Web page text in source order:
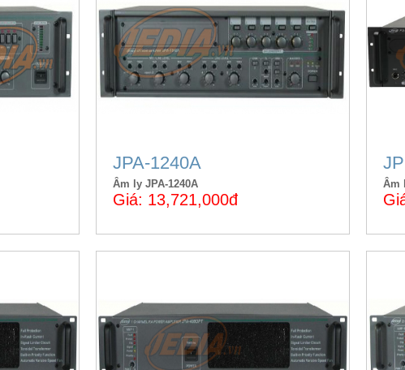
JPA-1240A
Âm ly JPA-1240A
Giá: 13,721,000đ
Âm